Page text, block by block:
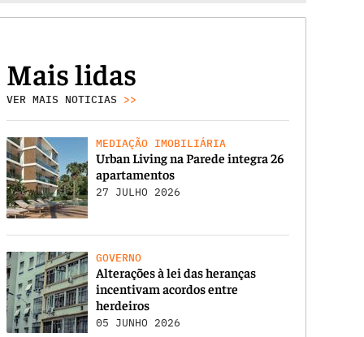
Mais lidas
VER MAIS NOTICIAS >>
MEDIAÇÃO IMOBILIÁRIA
Urban Living na Parede integra 26
apartamentos
27 JULHO 2026
GOVERNO
Alterações à lei das heranças
incentivam acordos entre
herdeiros
05 JUNHO 2026